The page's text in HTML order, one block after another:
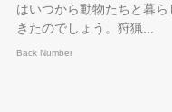
はいつから動物たちと暮ら
きたのでしょう。狩猟...
Back Number